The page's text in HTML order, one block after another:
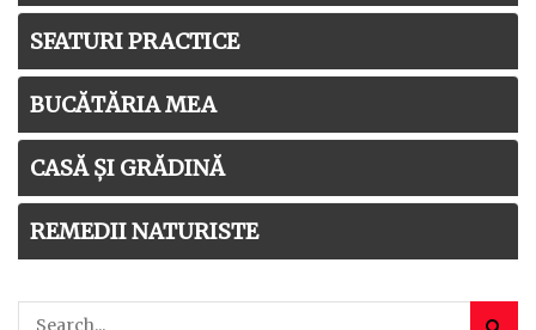
SFATURI PRACTICE
BUCĂTĂRIA MEA
CASĂ ȘI GRĂDINĂ
REMEDII NATURISTE